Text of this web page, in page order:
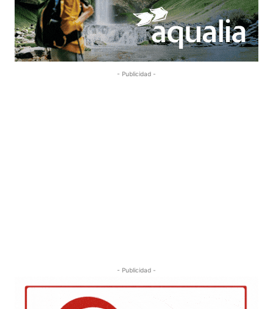
- Publicidad -
- Publicidad -